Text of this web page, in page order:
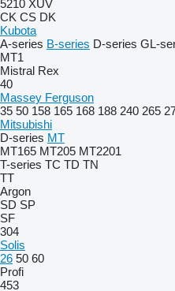
5210 XUV
CK CS DK
Kubota
A-series B-series D-series GL-
MT1
Mistral Rex
40
Massey Ferguson
35 50 158 165 168 188 240 265
Mitsubishi
D-series MT
MT165 MT205 MT2201
T-series TC TD TN
TT
Argon
SD SP
SF
304
Solis
26 50 60
Profi
453